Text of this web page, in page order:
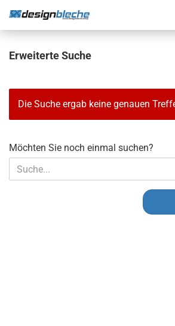
Erweiterte Suche
Die Suche ergab keine genauen
MÖCHTEN
SIE
NOCH
Möchten Sie noch einmal suchen?